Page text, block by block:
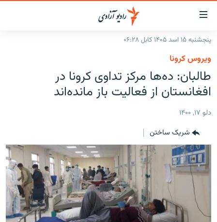
لینک‌های
قابل
دسترسی
به
متن
اصلی
بازگشت
منوی
مراجعه
صفحه
جستجو
گزارش‌ها
افغانستان
جهان
خبرها
مصاحبه‌ها
برنامه‌ها
مجموعه تصویری
ورزش
بحران مهاجرت
'کووید-۱۹'
پنجشنبه ۱۵ اسد ۱۴۰۵ کابل ۰۶:۲۸
ویروس کرونا
طالبان: ده‌ها مرکز تداوی کرونا در
افغانستان از فعالیت باز مانده‌اند
دلو ۱۷, ۱۴۰۰
شریک ساختن